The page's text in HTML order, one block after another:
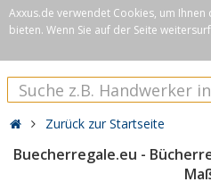
Axxus.de verwendet Cookies, um
bieten. Wenn Sie auf der Seite
Zurück zur Startseite
Buecherregale.eu -